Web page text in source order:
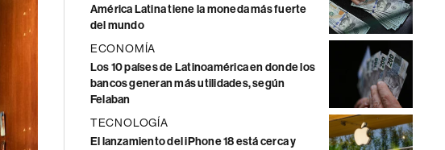
América Latina tiene la moneda más fuerte
del mundo
ECONOMÍA
Los 10 países de Latinoamérica en donde los
bancos generan más utilidades, según
Felaban
TECNOLOGÍA
El lanzamiento del iPhone 18 está cerca y